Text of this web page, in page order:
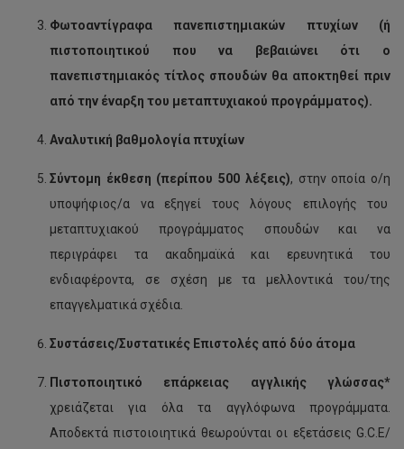
Φωτοαντίγραφα πανεπιστημιακών πτυχίων (ή
πιστοποιητικού που να βεβαιώνει ότι ο
πανεπιστημιακός τίτλος σπουδών θα αποκτηθεί πριν
από την έναρξη του μεταπτυχιακού προγράμματος).
Αναλυτική βαθμολογία πτυχίων
Σύντομη έκθεση (περίπου 500 λέξεις), στην οποία ο/η
υποψήφιος/α να εξηγεί τους λόγους επιλογής του
μεταπτυχιακού προγράμματος σπουδών και να
περιγράφει τα ακαδημαϊκά και ερευνητικά του
ενδιαφέροντα, σε σχέση με τα μελλοντικά του/της
επαγγελματικά σχέδια.
​​​Συστάσεις/Συστατικές Επιστολές από δύο άτομα
Πιστοποιητικό επάρκειας αγγλικής γλώσσας*
χρειάζεται για όλα τα αγγλόφωνα προγράμματα.
Αποδεκτά πιστοιοιητικά θεωρούνται οι εξετάσεις G.C.E/